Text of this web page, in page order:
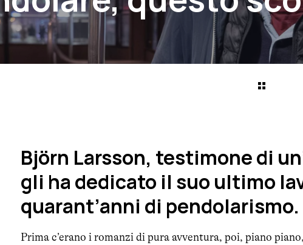
Björn Larsson, testimone di
gli ha dedicato il suo ultimo
quarant’anni di pendolarismo.
Prima c’erano i romanzi di pura avventura, poi, piano